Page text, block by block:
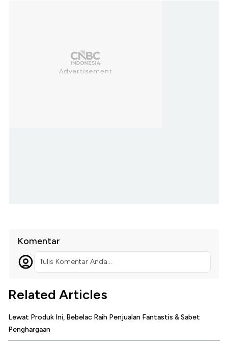
Komentar
Tulis Komentar Anda...
Related Articles
Lewat Produk Ini, Bebelac Raih Penjualan Fantastis & Sabet
Penghargaan